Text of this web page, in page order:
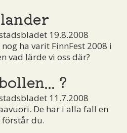
19.8.2008
ha varit FinnFest 2008 i
vad lärde vi oss där?
?
11.7.2008
De har i alla fall en
förstår du.